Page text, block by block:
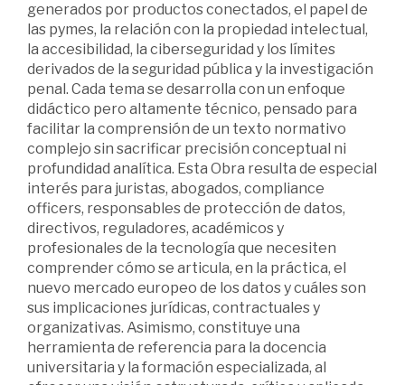
generados por productos conectados, el papel de
las pymes, la relación con la propiedad intelectual,
la accesibilidad, la ciberseguridad y los límites
derivados de la seguridad pública y la investigación
penal. Cada tema se desarrolla con un enfoque
didáctico pero altamente técnico, pensado para
facilitar la comprensión de un texto normativo
complejo sin sacrificar precisión conceptual ni
profundidad analítica. Esta Obra resulta de especial
interés para juristas, abogados, compliance
officers, responsables de protección de datos,
directivos, reguladores, académicos y
profesionales de la tecnología que necesiten
comprender cómo se articula, en la práctica, el
nuevo mercado europeo de los datos y cuáles son
sus implicaciones jurídicas, contractuales y
organizativas. Asimismo, constituye una
herramienta de referencia para la docencia
universitaria y la formación especializada, al